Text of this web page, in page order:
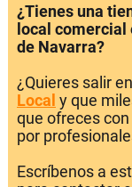
¿Tienes una
local comercial
de Navarra?
¿Quieres salir
Local y que
que ofreces
por
Escríbenos a